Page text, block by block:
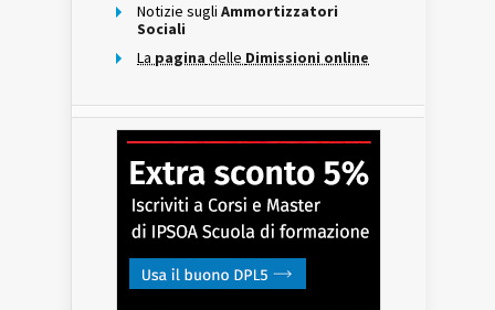
Notizie sugli Ammortizzatori
Sociali
La pagina delle Dimissioni online